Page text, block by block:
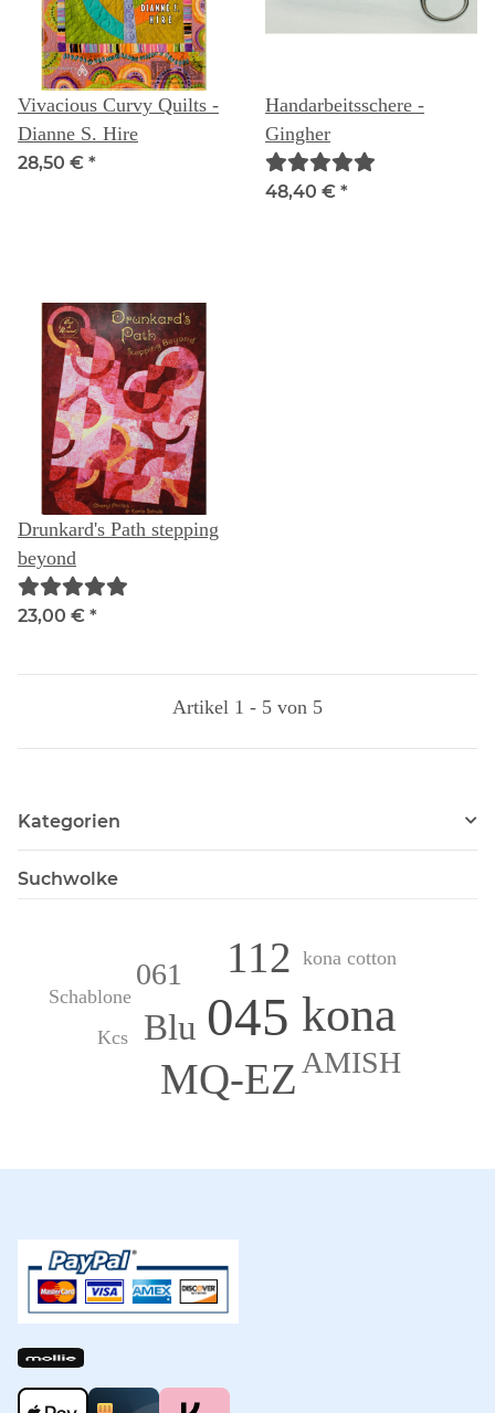
Vivacious Curvy Quilts -
Dianne S. Hire
28,50 € *
Handarbeitsschere -
Gingher
48,40 € *
Drunkard's Path stepping
beyond
23,00 € *
Artikel 1 - 5 von 5
Kategorien
Suchwolke
045 kona
MQ-EZ
112
Blu
AMISH
061
Kcs
Schablone
kona cotton